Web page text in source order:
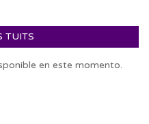
TUITS
en este momento.